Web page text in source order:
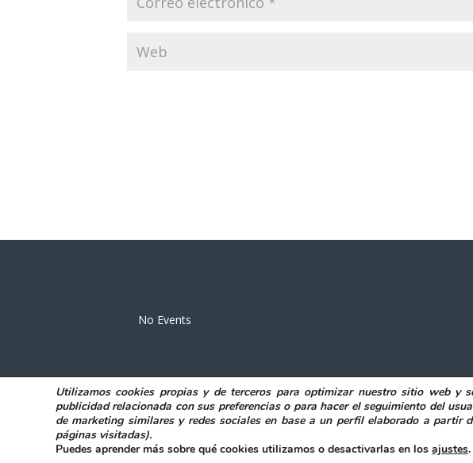
No Events
POLITICA DE PRIVACIDAD AVISO LEGAL POLITICA DE
@ Excmo. Ayuntamiento de Elda Accesibilidad
Utilizamos cookies propias y de terceros para optimizar nuestro sitio web y
publicidad relacionada con sus preferencias o para hacer el seguimiento del
de marketing similares y redes sociales en base a un perfil elaborado a partir
páginas visitadas).
Puedes aprender más sobre qué cookies utilizamos o desactivarlas en los ajustes.